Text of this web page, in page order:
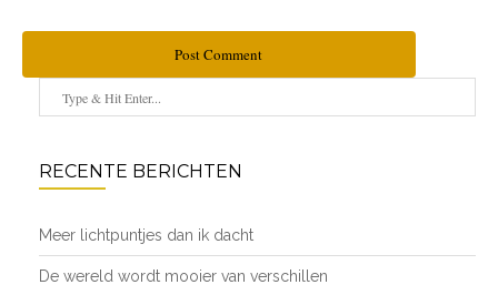
Post Comment
RECENTE BERICHTEN
Meer lichtpuntjes dan ik dacht
De wereld wordt mooier van verschillen